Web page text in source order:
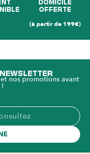
OFFERTE
(à partir de 199€)
nos promotions avant